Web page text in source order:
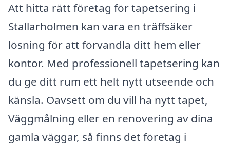
Att hitta rätt företag för tapetsering i
Stallarholmen kan vara en träffsäker
lösning för att förvandla ditt hem eller
kontor. Med professionell tapetsering kan
du ge ditt rum ett helt nytt utseende och
känsla. Oavsett om du vill ha nytt tapet,
Väggmålning eller en renovering av dina
gamla väggar, så finns det företag i